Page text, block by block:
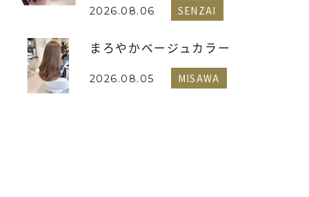
2026.08.06 SENZAI
まろやかベージュカラー
2026.08.05 MISAWA